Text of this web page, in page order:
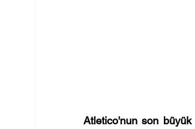
Atletico'nun son büyük